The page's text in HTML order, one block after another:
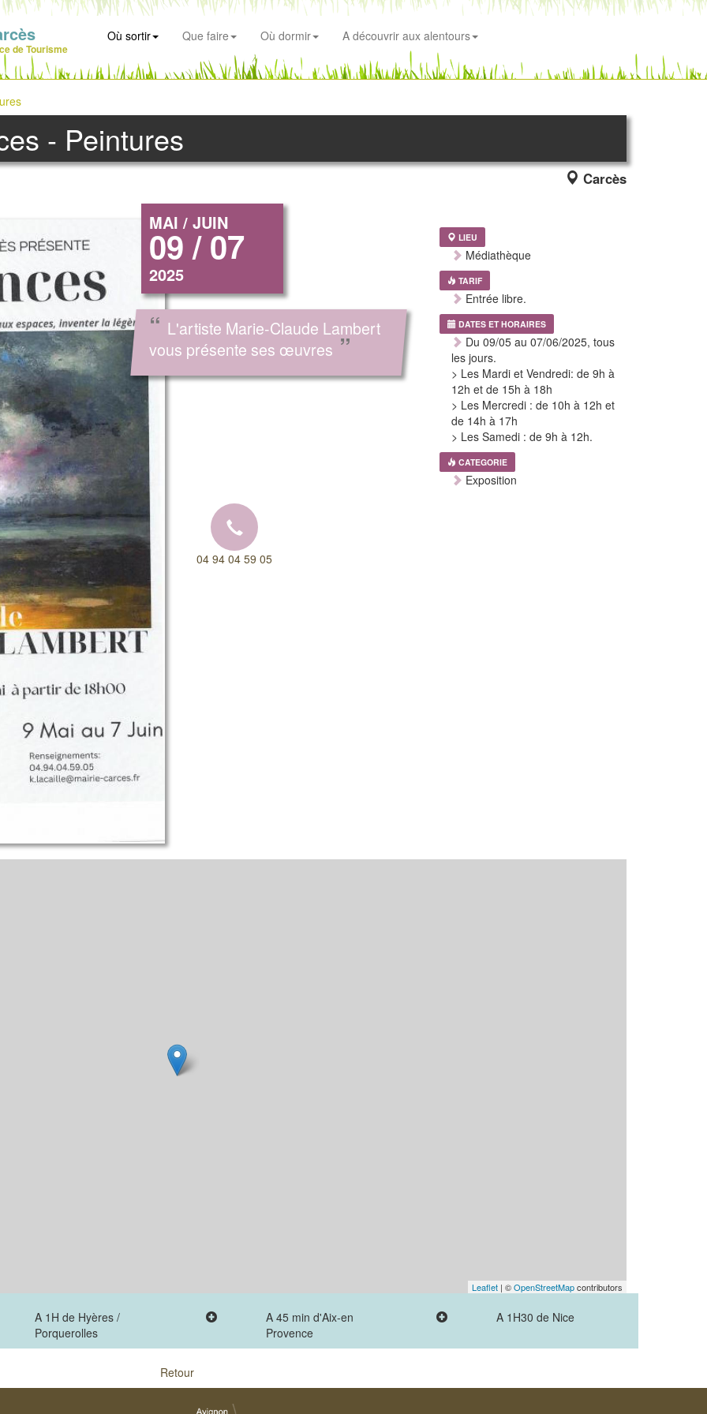
de Tourisme
Où sortir Que faire Où dormir A découvrir aux alentours
- Peintures
Carcès
MAI / JUIN
09 / 07
2025
“ L'artiste Marie-Claude Lambert
vous présente ses œuvres ”
LIEU
Médiathèque
TARIF
Entrée libre.
DATES ET HORAIRES
Du 09/05 au 07/06/2025, tous
les jours.
> Les Mardi et Vendredi: de 9h à
12h et de 15h à 18h
> Les Mercredi : de 10h à 12h et
de 14h à 17h
> Les Samedi : de 9h à 12h.
CATEGORIE
Exposition
04 94 04 59 05
Leaflet | ©OpenStreetMapcontributors
A 1H de Hyères /
Porquerolles
A 45 min d'Aix-en
Provence
A 1H30 de Nice
Retour